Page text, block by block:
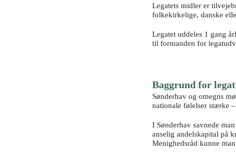
Legatets midler er
folkekirkelige, danske
Legatet uddeles 1 gang
til formanden for
Baggrund for
Sønderhav og omegns
nationale følelser stærke
I Sønderhav savnede
anselig andelskapital på
Menighedsråd kunne